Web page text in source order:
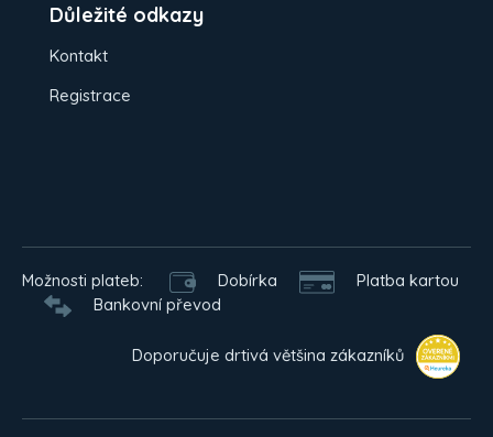
Důležité odkazy
Kontakt
Registrace
Možnosti plateb: Dobírka
Platba kartou
Bankovní převod
Doporučuje drtivá většina zákazníků